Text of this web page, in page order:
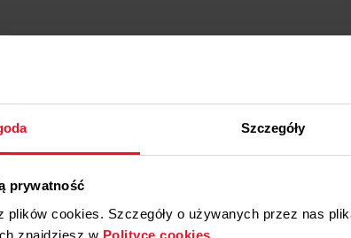
Szczegóły
prywatność
plików cookies. Szczegóły o używanych przez nas
znajdziesz w Polityce cookies.
Akcesoria i części